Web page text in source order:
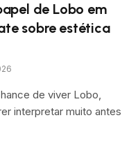
de Lobo em
sobre estética
de viver Lobo,
interpretar muito antes